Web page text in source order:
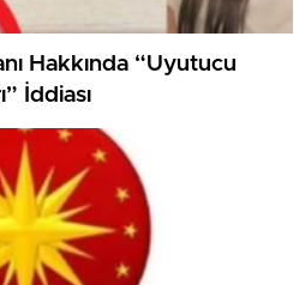
Hakkında “Uyutucu
İddiası